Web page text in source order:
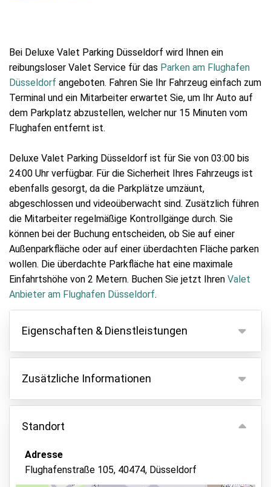
Bei Deluxe Valet Parking Düsseldorf wird Ihnen ein
reibungsloser Valet Service für das Parken am Flughafen
Düsseldorf angeboten. Fahren Sie Ihr Fahrzeug einfach zum
Terminal und ein Mitarbeiter erwartet Sie, um Ihr Auto auf
dem Parkplatz abzustellen, welcher nur 15 Minuten vom
Flughafen entfernt ist.
Deluxe Valet Parking Düsseldorf ist für Sie von 03:00 bis
24:00 Uhr verfügbar. Für die Sicherheit Ihres Fahrzeugs ist
ebenfalls gesorgt, da die Parkplätze umzäunt,
abgeschlossen und videoüberwacht sind. Zusätzlich führen
die Mitarbeiter regelmäßige Kontrollgänge durch. Sie
können bei der Buchung entscheiden, ob Sie auf einer
Außenparkfläche oder auf einer überdachten Fläche parken
wollen. Die überdachte Parkfläche hat eine maximale
Einfahrtshöhe von 2 Metern. Buchen Sie jetzt Ihren Valet
Anbieter am Flughafen Düsseldorf.
Eigenschaften & Dienstleistungen
Eigenschaften
Parken innen
Fahrzeugschlüssel behalten
Videoüberwachung
Asphalt oder Pflaster
Zusätzliche Informationen
Da sich der Flughafen in einer Umweltzone befindet,
ist eine Umweltplakette erforderlich.
Aufschlag von 40 € erhoben.
Alle zusätzlichen Kosten müssen vor Ort an den
Anbieter gezahlt werden.
Standort
Adresse
Flughafenstraße 105, 40474, Düsseldorf